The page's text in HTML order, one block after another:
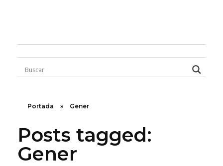
Portada » Gener
Posts tagged:
Gener